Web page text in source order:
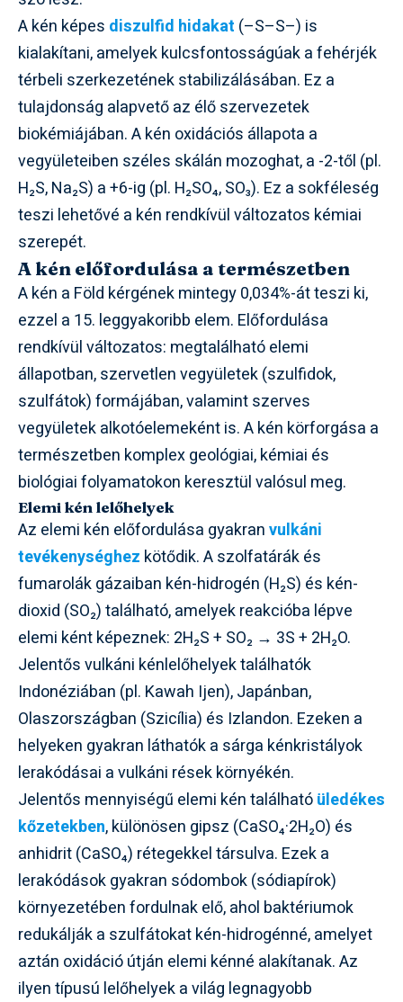
A kén képes diszulfid hidakat (–S–S–) is
kialakítani, amelyek kulcsfontosságúak a fehérjék
térbeli szerkezetének stabilizálásában. Ez a
tulajdonság alapvető az élő szervezetek
biokémiájában. A kén oxidációs állapota a
vegyületeiben széles skálán mozoghat, a -2-től (pl.
H₂S, Na₂S) a +6-ig (pl. H₂SO₄, SO₃). Ez a sokféleség
teszi lehetővé a kén rendkívül változatos kémiai
szerepét.
A kén előfordulása a természetben
A kén a Föld kérgének mintegy 0,034%-át teszi ki,
ezzel a 15. leggyakoribb elem. Előfordulása
rendkívül változatos: megtalálható elemi
állapotban, szervetlen vegyületek (szulfidok,
szulfátok) formájában, valamint szerves
vegyületek alkotóelemeként is. A kén körforgása a
természetben komplex geológiai, kémiai és
biológiai folyamatokon keresztül valósul meg.
Elemi kén lelőhelyek
Az elemi kén előfordulása gyakranvulkáni
tevékenységhez kötődik. A szolfatárák és
fumarolák gázaiban kén-hidrogén (H₂S) és kén-
dioxid (SO₂) található, amelyek reakcióba lépve
elemi ként képeznek: 2H₂S + SO₂ → 3S + 2H₂O.
Jelentős vulkáni kénlelőhelyek találhatók
Indonéziában (pl. Kawah Ijen), Japánban,
Olaszországban (Szicília) és Izlandon. Ezeken a
helyeken gyakran láthatók a sárga kénkristályok
lerakódásai a vulkáni rések környékén.
Jelentős mennyiségű elemi kén találhatóüledékes
kőzetekben, különösen gipsz (CaSO₄·2H₂O) és
anhidrit (CaSO₄) rétegekkel társulva. Ezek a
lerakódások gyakran sódombok (sódiapírok)
környezetében fordulnak elő, ahol baktériumok
redukálják a szulfátokat kén-hidrogénné, amelyet
aztán oxidáció útján elemi kénné alakítanak. Az
ilyen típusú lelőhelyek a világ legnagyobb